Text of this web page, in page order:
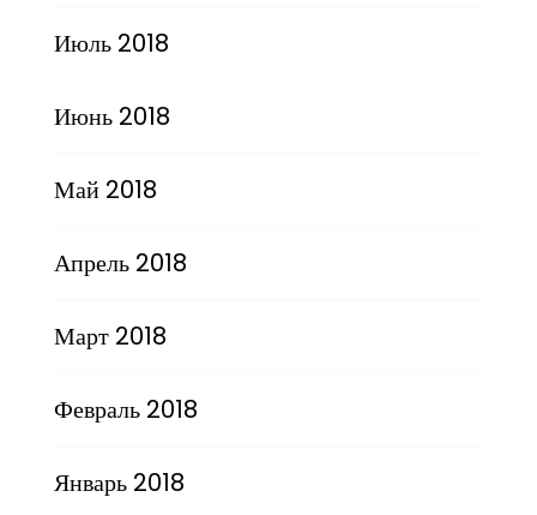
Июль 2018
Июнь 2018
Май 2018
Апрель 2018
Март 2018
Февраль 2018
Январь 2018